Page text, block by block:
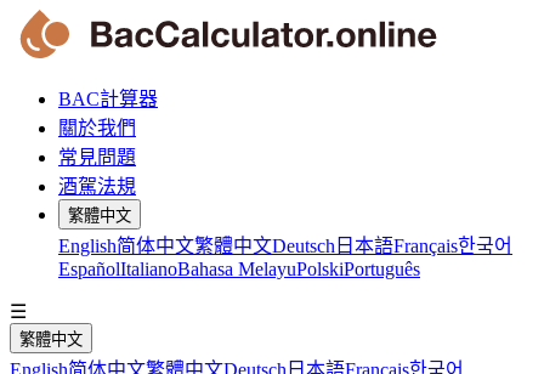
BAC計算器
關於我們
常見問題
酒駕法規
繁體中文
English简体中文繁體中文Deutsch 日本語Français한국어
EspañolItalianoBahasa MelayuPolskiPortuguês
☰
繁體中文
English简体中文繁體中文Deutsch 日本語Français한국어